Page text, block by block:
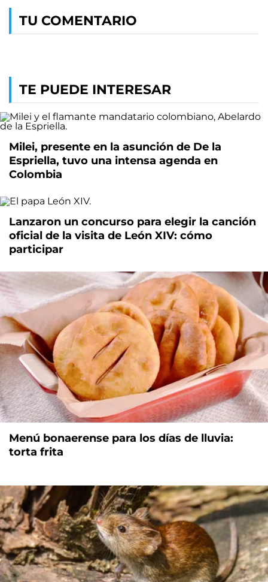
TU COMENTARIO
TE PUEDE INTERESAR
Milei, presente en la asunción de De la
Espriella, tuvo una intensa agenda en
Colombia
Lanzaron un concurso para elegir la canción
oficial de la visita de León XIV: cómo
participar
Menú bonaerense para los días de lluvia:
torta frita